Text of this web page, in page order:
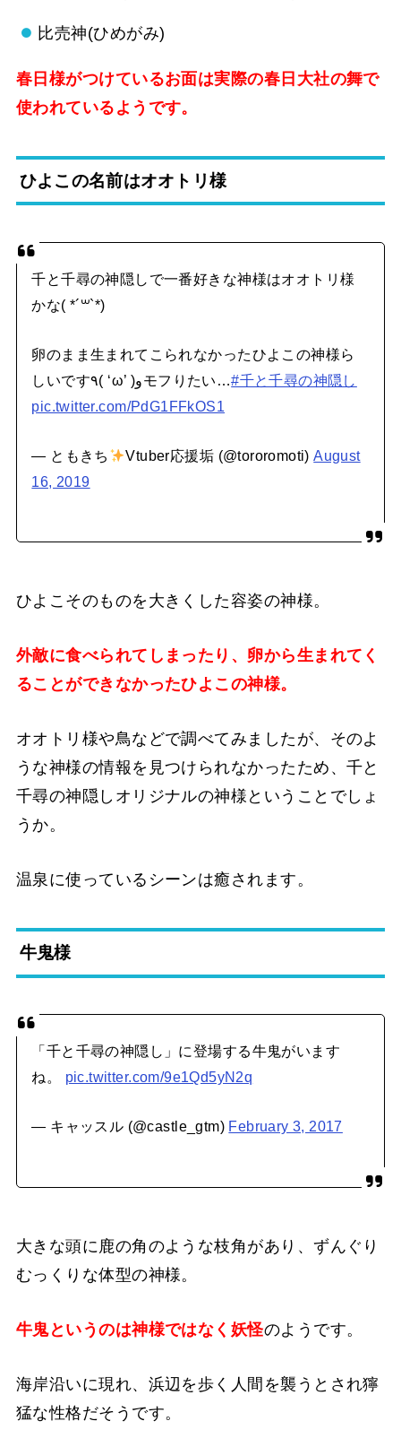
比売神(ひめがみ)
春日様がつけているお面は実際の春日大社の舞で
使われているようです。
ひよこの名前はオオトリ様
千と千尋の神隠しで一番好きな神様はオオトリ様
かな(​ *´꒳`*​)
卵のまま生まれてこられなかったひよこの神様ら
しいです٩( ‘ω’ )وモフりたい…#千と千尋の神隠し
pic.twitter.com/PdG1FFkOS1
— ともきち Vtuber応援垢 (@tororomoti)August
16, 2019
ひよこそのものを大きくした容姿の神様。
外敵に食べられてしまったり、卵から生まれてく
ることができなかったひよこの神様。
オオトリ様や鳥などで調べてみましたが、そのよ
うな神様の情報を見つけられなかったため、千と
千尋の神隠しオリジナルの神様ということでしょ
うか。
温泉に使っているシーンは癒されます。
牛鬼様
「千と千尋の神隠し」に登場する牛鬼がいます
ね。 pic.twitter.com/9e1Qd5yN2q
— キャッスル (@castle_gtm) February 3, 2017
大きな頭に鹿の角のような枝角があり、ずんぐり
むっくりな体型の神様。
牛鬼というのは神様ではなく妖怪のようです。
海岸沿いに現れ、浜辺を歩く人間を襲うとされ獰
猛な性格だそうです。